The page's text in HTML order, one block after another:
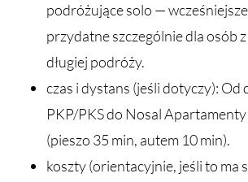
podróżujące solo —
przydatne szczególnie dla osób
długiej podróży.
czas i dystans (jeśli dotyczy): Od
PKP/PKS do Nosal
(pieszo 35 min, autem 10 min).
koszty (orientacyjnie, jeśli to ma